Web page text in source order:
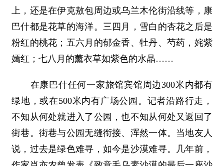
上，还是在伊克敖包周边或乌兰木伦街沿线等，康
巴什都是花草的海洋。三四月，雪白的杏花之后是
粉红的桃花；五六月的郁金香、牡丹、芍药，姹紫
嫣红；七八月的薰衣草如紫色的水晶……
在康巴什任何一家旅馆宾馆周边300米内都有
绿地，或在500米内有广场公园。记者沿路行走，
不知从何处就进入了公园，也不知从何处又返回了
街巷。街巷与公园无缝衔接、浑然一体。当地友人
说，过去是绿色难寻，如今是沙漠难寻。几年前，